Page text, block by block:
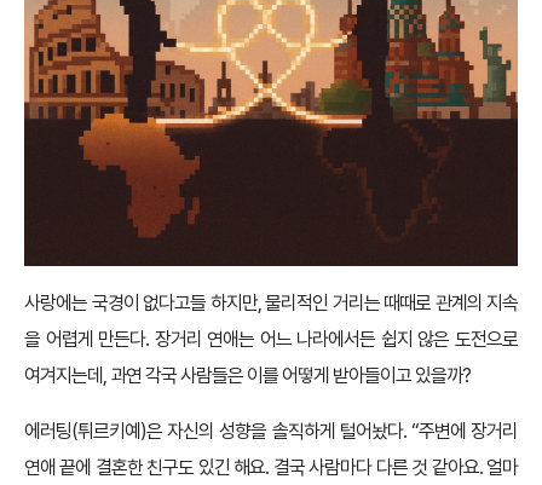
사랑에는 국경이 없다고들 하지만, 물리적인 거리는 때때로 관계의 지속
을 어렵게 만든다. 장거리 연애는 어느 나라에서든 쉽지 않은 도전으로
여겨지는데, 과연 각국 사람들은 이를 어떻게 받아들이고 있을까?
에러팅(튀르키예)은 자신의 성향을 솔직하게 털어놨다. “주변에 장거리
연애 끝에 결혼한 친구도 있긴 해요. 결국 사람마다 다른 것 같아요. 얼마